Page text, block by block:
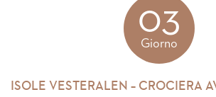
03
Giorno
ISOLE VESTERALEN – CROCIERA